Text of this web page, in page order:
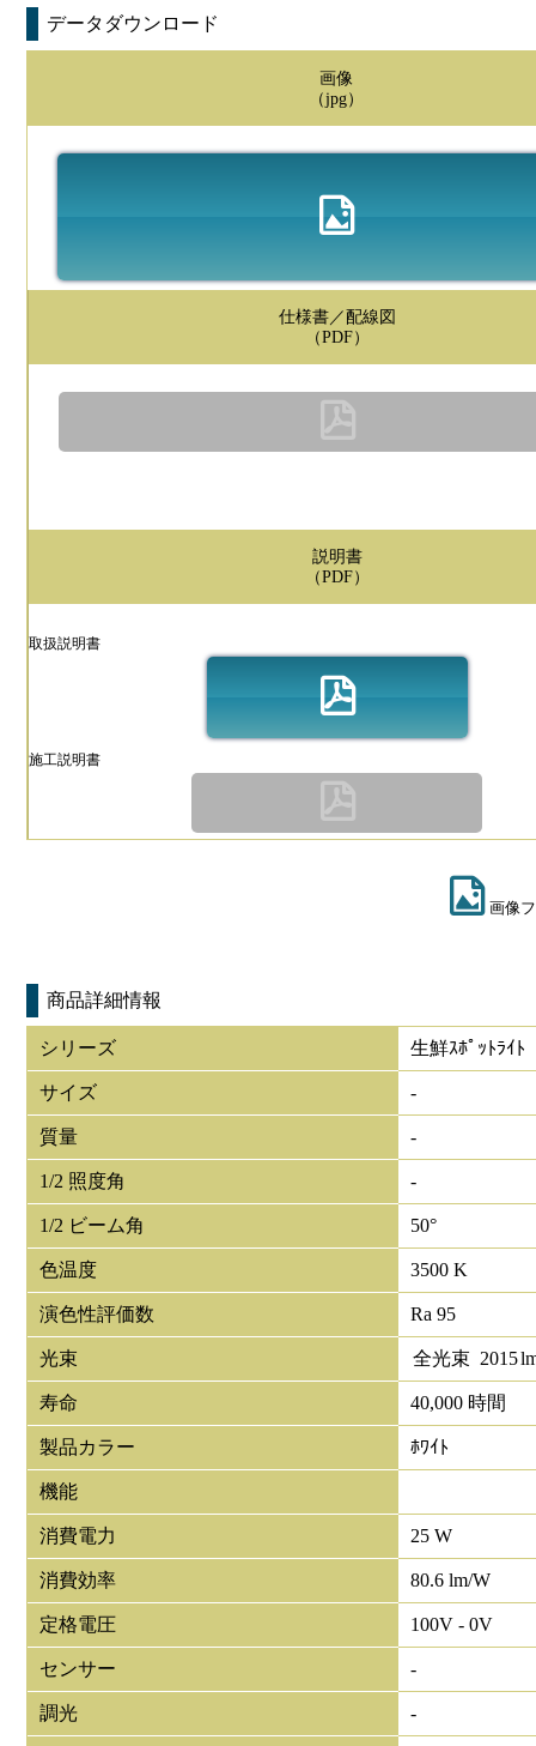
データダウンロード
画像
（jpg）
仕様書／配線図
（PDF）
説明書
（PDF）
取扱説明書
施工説明書
画像
商品詳細情報
シリーズ 生鮮ｽﾎﾟｯﾄﾗｲﾄ
サイズ -
質量 -
1/2 照度角 -
1/2 ビーム角 50°
色温度 3500 K
演色性評価数 Ra 95
光束 全光束 2015
寿命 40,000 時間
製品カラー ﾎﾜｲﾄ
機能
消費電力 25 W
消費効率 80.6 lm/W
定格電圧 100V - 0V
センサー -
調光 -